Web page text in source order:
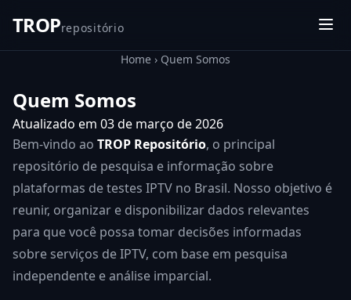
TROPrepositório
Home › Quem Somos
Quem Somos
Atualizado em 03 de março de 2026
Bem-vindo ao TROP Repositório, o principal
repositório de pesquisa e informação sobre
plataformas de testes IPTV no Brasil. Nosso objetivo é
reunir, organizar e disponibilizar dados relevantes
para que você possa tomar decisões informadas
sobre serviços de IPTV, com base em pesquisa
independente e análise imparcial.